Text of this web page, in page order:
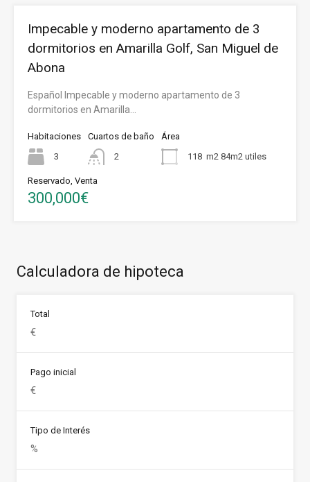
Impecable y moderno apartamento de 3
dormitorios en Amarilla Golf, San Miguel de
Abona
Español Impecable y moderno apartamento de 3
dormitorios en Amarilla…
Habitaciones
3
Cuartos de baño
2
Área
118 m2 84m2 utiles
Reservado, Venta
300,000€
Calculadora de hipoteca
Total
Pago inicial
Tipo de Interés